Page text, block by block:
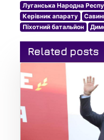
Луганська Народна
Керівник апарату
Піхотний батальйон
Related posts